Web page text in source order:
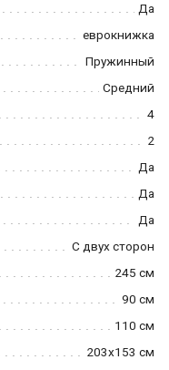
Да
еврокнижка
Пружинный
Средний
4
2
Да
Да
Да
С двух сторон
245 см
90 см
110 см
203x153 см